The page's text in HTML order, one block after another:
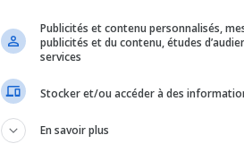
Publicités et contenu personnalisés,
publicités et du contenu, études
services
Stocker et/ou accéder à des
En savoir plus